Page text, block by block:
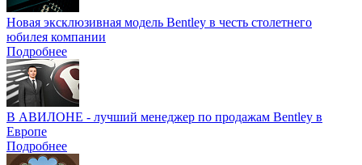
Новая эксклюзивная модель Bentley в честь столетнего
юбилея компании
Подробнее
В АВИЛОНЕ - лучший менеджер по продажам Bentley в
Европе
Подробнее